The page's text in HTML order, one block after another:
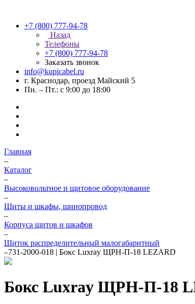
+7 (800) 777-94-78
Назад
Телефоны
+7 (800) 777-94-78
Заказать звонок
info@kupicabel.ru
г. Краснодар, проезд Майский 5
Пн. – Пт.: с 9:00 до 18:00
Главная
–
Каталог
–
Высоковольтное и щитовое оборудование
–
Щиты и шкафы, шинопровод
–
Корпуса щитов и шкафов
–
Щиток распределительный малогабаритный
–731-2000-018 | Бокс Luxray ЩРН-П-18 LEZARD
Бокс Luxray ЩРН-П-18